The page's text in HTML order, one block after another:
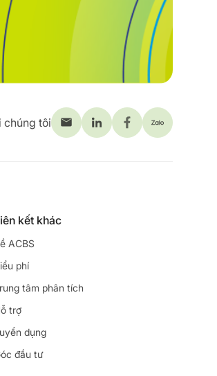
chúng tôi
kết khác
ACBS
phí
tâm phân tích
trợ
dụng
đầu tư